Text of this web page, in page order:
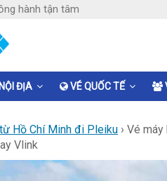
hành tận tâm
ĐỊA VÉ QUỐC TẾ
Hồ Chí Minh đi Pleiku › Vé
Vlink